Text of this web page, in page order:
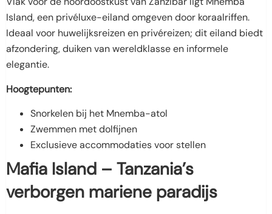
Island, een privéluxe-eiland omgeven door koraalriffen.
Ideaal voor huwelijksreizen en privéreizen; dit eiland biedt
afzondering, duiken van wereldklasse en informele
elegantie.
Hoogtepunten:
Snorkelen bij het Mnemba-atol
Zwemmen met dolfijnen
Exclusieve accommodaties voor stellen
Mafia Island – Tanzania’s
verborgen mariene paradijs